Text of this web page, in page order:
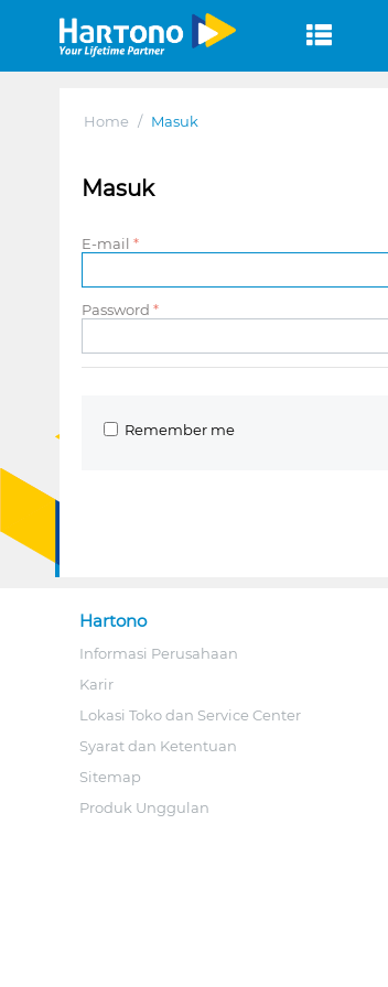
Home / Masuk
Masuk
E-mail
Password
Remember me
Hartono
Informasi Perusahaan
Karir
Lokasi Toko dan Service Center
Syarat dan Ketentuan
Sitemap
Produk Unggulan